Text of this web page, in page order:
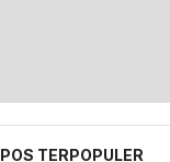
POS TERPOPULER